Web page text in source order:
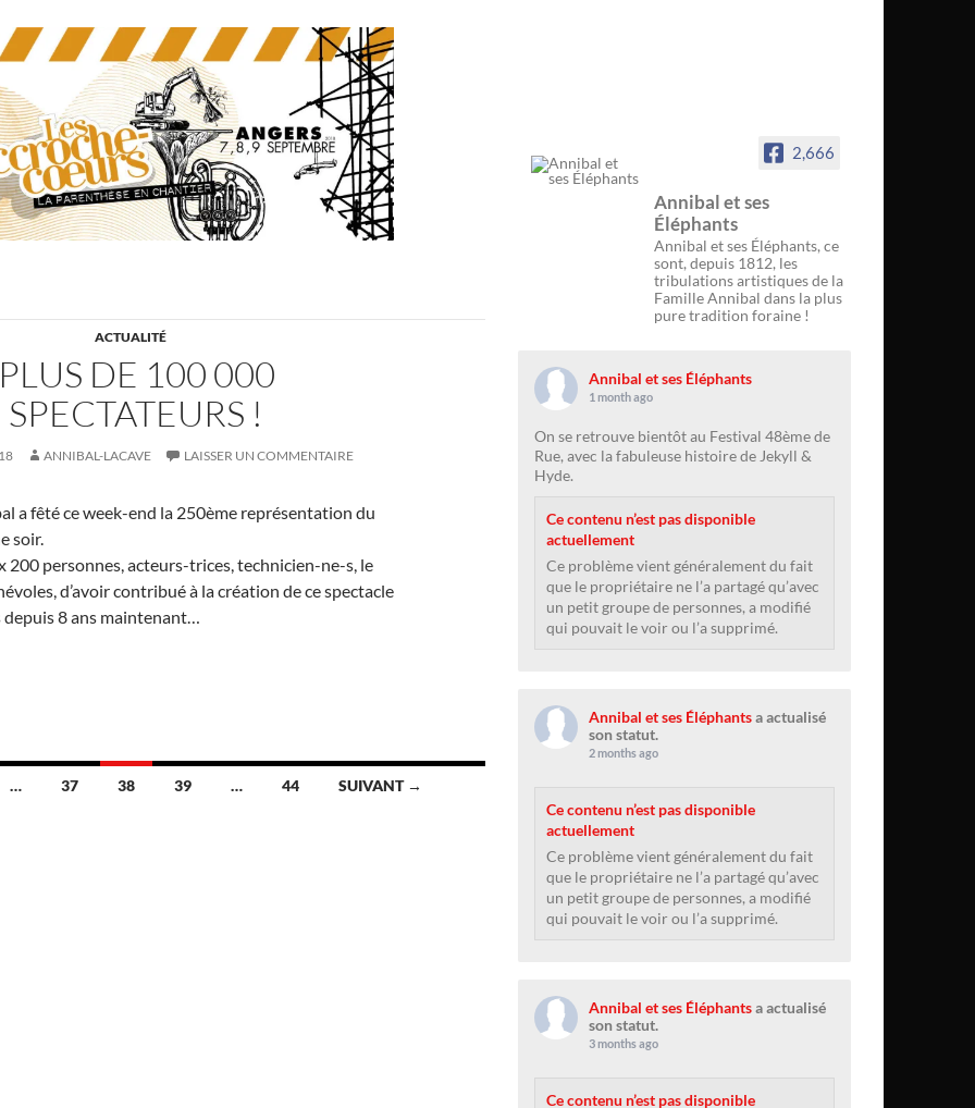
ACTUALITÉ
PLUS DE 100 000
SPECTATEURS !
ANNIBAL-LACAVE LAISSER UN COMMENTAIRE
a fêté ce week-end la 250ème représentation du
soir.
200 personnes, acteurs-trices, technicien-ne-s, le
d’avoir contribué à la création de ce spectacle
depuis 8 ans maintenant…
… 37 38 39 … 44 SUIVANT →
2,666
Annibal et ses
Éléphants
Annibal et ses Éléphants, ce
sont, depuis 1812, les
tribulations artistiques de la
Famille Annibal dans la plus
pure tradition foraine !
Annibal et ses Éléphants
1 month ago
On se retrouve bientôt au Festival 48ème de
Rue, avec la fabuleuse histoire de Jekyll &
Hyde.
Ce contenu n’est pas disponible
actuellement
Ce problème vient généralement du fait
que le propriétaire ne l’a partagé qu’avec
un petit groupe de personnes, a modifié
qui pouvait le voir ou l’a supprimé.
Annibal et ses Éléphantsa actualisé
son statut.
2 months ago
Ce contenu n’est pas disponible
actuellement
Ce problème vient généralement du fait
que le propriétaire ne l’a partagé qu’avec
un petit groupe de personnes, a modifié
qui pouvait le voir ou l’a supprimé.
Annibal et ses Éléphantsa actualisé
son statut.
3 months ago
Ce contenu n’est pas disponible